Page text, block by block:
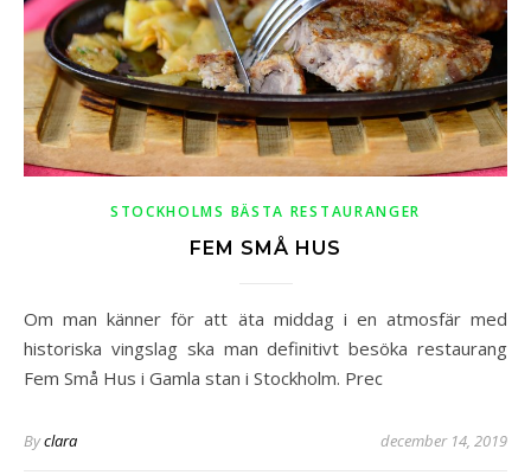
STOCKHOLMS BÄSTA RESTAURANGER
FEM SMÅ HUS
Om man känner för att äta middag i en atmosfär med
historiska vingslag ska man definitivt besöka restaurang
Fem Små Hus i Gamla stan i Stockholm. Prec
Byclara december 14, 2019